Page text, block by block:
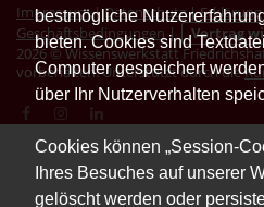
bestmögliche
bieten. Cookies sind
Computer gespeichert
über Ihr Nutzerverhalten
Cookies können „Session-
Ihres Besuches auf unserer
gelöscht werden oder
Impressum|Datenschutz|
Geschäftsbedingungen |
Vertrag
2026 © Wissenswerkstatt
vorbehalten. Unterstützt durch die